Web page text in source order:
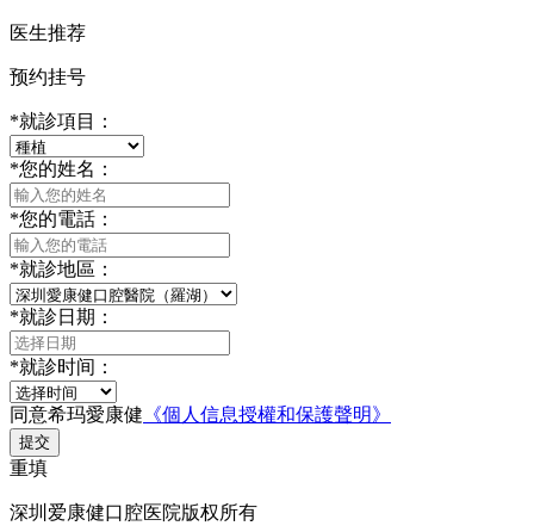
医生推荐
预约挂号
*就診項目：
*您的姓名：
*您的電話：
*就診地區：
*就診日期：
*就診时间：
同意希玛愛康健 《個人信息授權和保護聲明》
提交
重填
深圳爱康健口腔医院版权所有